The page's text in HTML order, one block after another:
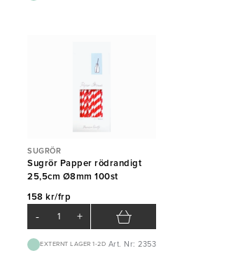
SUGRÖR
Sugrör Papper rödrandigt
25,5cm Ø8mm 100st
158 kr/frp
- +
EXTERNT LAGER 1-2D Art. Nr: 2353